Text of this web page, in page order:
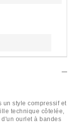
un style compressif et
technique côtelée,
ourlet à bandes